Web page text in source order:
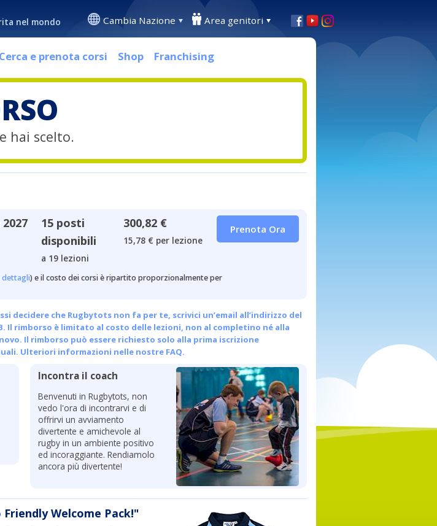
nel mondo Cambia Nazione Area genitori
Cerca e prenota corsi Shop Franchising
hai scelto.
15 posti
disponibili
a 19 lezioni
300,82 €
15,78 € per lezione
Prenota Ora
dettagli) e il costo dei corsi è ripartito proporzionalmente per
decidere che Rugbytots non fa per te, scrivici un’email all’indirizzo del
Il rimborso è limitato al costo delle lezioni, non al completino né alla
Il rimborso può essere richiesto solo alla prima iscrizione
Ulteriori informazioni nelle nostre FAQ.
Incontra il coach
Benvenuti in Rugbytots, non
vedo l'ora di incontrarvi e di
offrirvi un avviamento
divertente e amichevole al
rugby in un ambiente positivo
ed incoraggiante. Rendiamolo
ancora più divertente!
Welcome Pack!"